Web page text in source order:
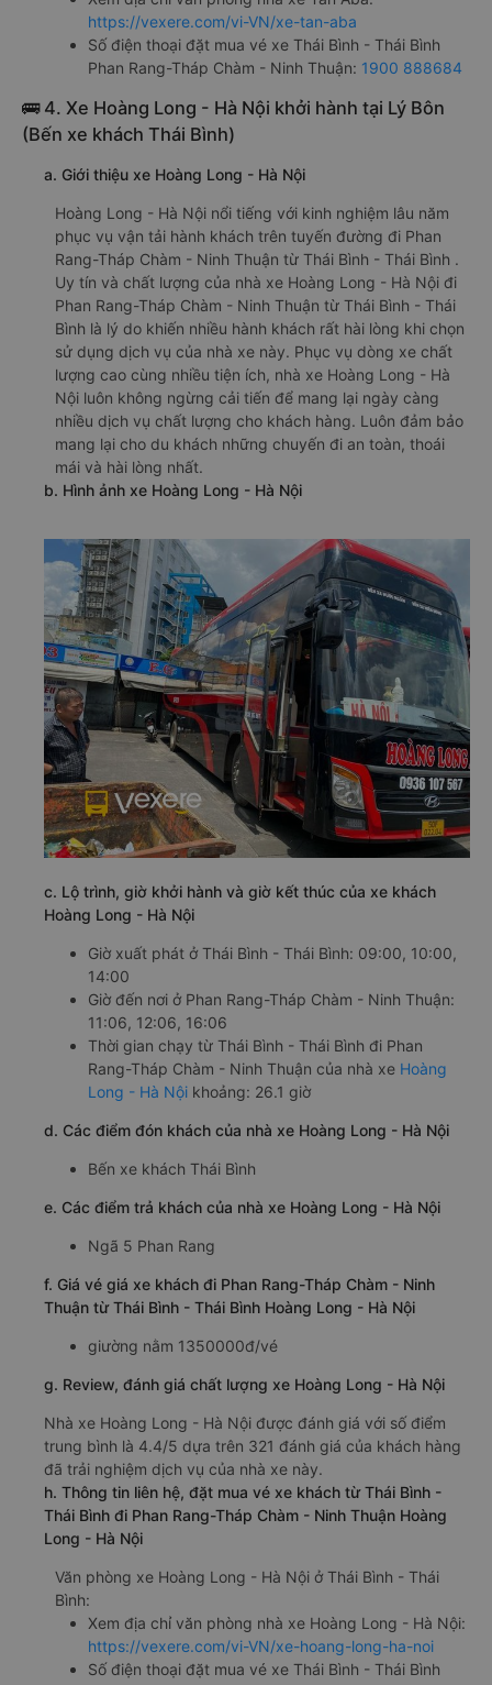
https://vexere.com/vi-VN/xe-tan-aba
Số điện thoại đặt mua vé xe Thái Bình - Thái Bình
Phan Rang-Tháp Chàm - Ninh Thuận: 1900 888684
🚌 4. Xe Hoàng Long - Hà Nội khởi hành tại Lý Bôn
(Bến xe khách Thái Bình)
a. Giới thiệu xe Hoàng Long - Hà Nội
Hoàng Long - Hà Nội nổi tiếng với kinh nghiệm lâu năm
phục vụ vận tải hành khách trên tuyến đường đi Phan
Rang-Tháp Chàm - Ninh Thuận từ Thái Bình - Thái Bình .
Uy tín và chất lượng của nhà xe Hoàng Long - Hà Nội đi
Phan Rang-Tháp Chàm - Ninh Thuận từ Thái Bình - Thái
Bình là lý do khiến nhiều hành khách rất hài lòng khi chọn
sử dụng dịch vụ của nhà xe này. Phục vụ dòng xe chất
lượng cao cùng nhiều tiện ích, nhà xe Hoàng Long - Hà
Nội luôn không ngừng cải tiến để mang lại ngày càng
nhiều dịch vụ chất lượng cho khách hàng. Luôn đảm bảo
mang lại cho du khách những chuyến đi an toàn, thoái
mái và hài lòng nhất.
b. Hình ảnh xe Hoàng Long - Hà Nội
c. Lộ trình, giờ khởi hành và giờ kết thúc của xe khách
Hoàng Long - Hà Nội
Giờ xuất phát ở Thái Bình - Thái Bình: 09:00, 10:00,
14:00
Giờ đến nơi ở Phan Rang-Tháp Chàm - Ninh Thuận:
11:06, 12:06, 16:06
Thời gian chạy từ Thái Bình - Thái Bình đi Phan
Rang-Tháp Chàm - Ninh Thuận của nhà xe Hoàng
Long - Hà Nội khoảng: 26.1 giờ
d. Các điểm đón khách của nhà xe Hoàng Long - Hà Nội
Bến xe khách Thái Bình
e. Các điểm trả khách của nhà xe Hoàng Long - Hà Nội
Ngã 5 Phan Rang
f. Giá vé giá xe khách đi Phan Rang-Tháp Chàm - Ninh
Thuận từ Thái Bình - Thái Bình Hoàng Long - Hà Nội
giường nằm 1350000đ/vé
g. Review, đánh giá chất lượng xe Hoàng Long - Hà Nội
Nhà xe Hoàng Long - Hà Nội được đánh giá với số điểm
trung bình là 4.4/5 dựa trên 321 đánh giá của khách hàng
đã trải nghiệm dịch vụ của nhà xe này.
h. Thông tin liên hệ, đặt mua vé xe khách từ Thái Bình -
Thái Bình đi Phan Rang-Tháp Chàm - Ninh Thuận Hoàng
Long - Hà Nội
Văn phòng xe Hoàng Long - Hà Nội ở Thái Bình - Thái
Bình:
Xem địa chỉ văn phòng nhà xe Hoàng Long - Hà Nội:
https://vexere.com/vi-VN/xe-hoang-long-ha-noi
Số điện thoại đặt mua vé xe Thái Bình - Thái Bình